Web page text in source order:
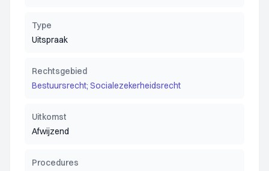
Type
Uitspraak
Rechtsgebied
Bestuursrecht; Socialezekerheidsrecht
Uitkomst
Afwijzend
Procedures